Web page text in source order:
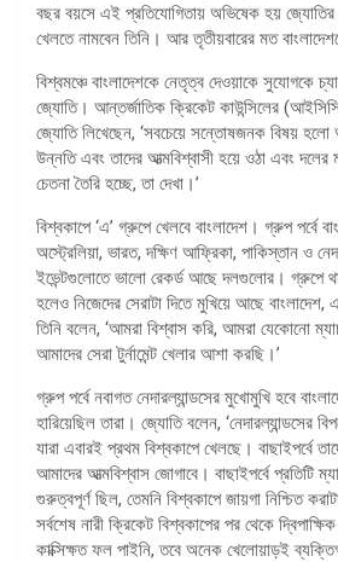
বছর বয়সে এই প্রতিযোগিতায় অভিষেক হয়
খেলতে নামবেন তিনি। আর তৃতীয়বারের মত
বিশ্বমঞ্চে বাংলাদেশকে নেতৃত্ব দেওয়াকে সুযোগকে
জ্যোতি। আন্তর্জাতিক ক্রিকেট কাউন্সিলের
জ্যোতি লিখেছেন, ‘সবচেয়ে সন্তোষজনক বিষয় হলো
উন্নতি এবং তাদের আত্মবিশ্বাসী হয়ে ওঠা এবং
চেতনা তৈরি হচ্ছে, তা দেখা।’
বিশ্বকাপে ‘এ’ গ্রুপে খেলবে বাংলাদেশ। গ্রুপ পর্বে
অস্ট্রেলিয়া, ভারত, দক্ষিণ আফ্রিকা, পাকিস্তান ও
ইভেন্টগুলোতে ভালো রেকর্ড আছে দলগুলোর। গ্রুপে
হলেও নিজেদের সেরাটা দিতে মুখিয়ে আছে
তিনি বলেন, ‘আমরা বিশ্বাস করি, আমরা যেকোনো
আমাদের সেরা টুর্নামেন্ট খেলার আশা করছি।’
গ্রুপ পর্বে নবাগত নেদারল্যান্ডসের মুখোমুখি হবে
হারিয়েছিল তারা। জ্যোতি বলেন, ‘নেদারল্যান্ডসের
যারা এবারই প্রথম বিশ্বকাপে খেলছে। বাছাইপর্বে
আমাদের আত্মবিশ্বাস জোগাবে। বাছাইপর্বে প্রতিটি
গুরুত্বপূর্ণ ছিল, তেমনি বিশ্বকাপে জায়গা নিশ্চিত
সর্বশেষ নারী ক্রিকেট বিশ্বকাপের পর থেকে
কাক্সিক্ষত ফল পাইনি, তবে অনেক খেলোয়াড়ই